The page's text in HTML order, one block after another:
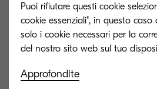
personale amministrativo
ricordo del passato grazie a
ottimizzazione che
automaticamente notificare ai
Puoi rifiutare questi cookie
cookie essenziali", in questo caso
solo i cookie necessari per la
Approfondite